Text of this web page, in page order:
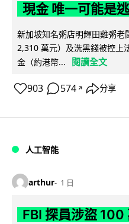
現金 唯一可能是
新加坡知名粥店明輝田雞粥
2,310 萬元）及洗黑錢被控上
金（約港幣...
閱讀全文
903 574 ↗ 分享
人工智能
arthur 1 日
FBI 探員涉盜